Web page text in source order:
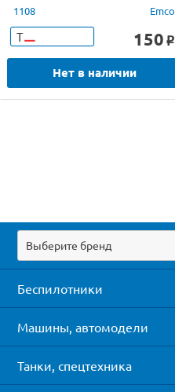
дисплее (цена за 1 шт).
1108 Emco
Т 150 o
Нет в наличии
Выберите бренд
Беспилотники
Машины, автомодели
Танки, спецтехника